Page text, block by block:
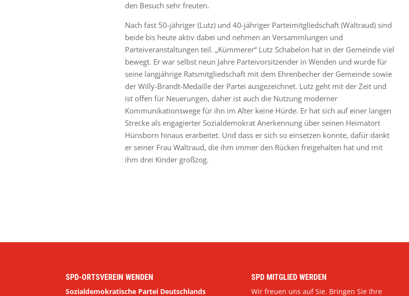
den Besuch sehr freuten.
Nach fast 50-jähriger (Lutz) und 40-jähriger Parteimitgliedschaft (Waltraud) sind
beide bis heute aktiv dabei und nehmen an Versammlungen und
Parteiveranstaltungen teil. „Kümmerer“ Lutz Schabelon hat in der Gemeinde viel
bewegt. Er war selbst neun Jahre Parteivorsitzender in Wenden und wurde für
seine langjährige Ratsmitgliedschaft mit dem Ehrenbecher der Gemeinde sowie
der Willy-Brandt-Medaille der Partei ausgezeichnet. Lutz geht mit der Zeit und
ist offen für Neuerungen, daher ist auch die Nutzung moderner
Kommunikationswege für ihn im Alter keine Hürde. Er hat sich auf einer langen
Strecke als engagierter Sozialdemokrat Anerkennung über seinen Heimatort
Hünsborn hinaus erarbeitet. Und dass er sich so einsetzen konnte, dafür dankt
er seiner Frau Waltraud, die ihm immer den Rücken freigehalten hat und mit
ihm drei Kinder großzog.
SPD-ORTSVEREIN WENDEN
Sozialdemokratische Partei Deutschlands
SPD MITGLIED WERDEN
Wir freuen uns auf Sie. Bringen Sie Ihre